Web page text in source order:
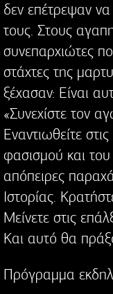
δεν επέτρεψαν
τους. Στους
συνεπαρχιώτες
στάχτες της
ξέχασαν: Είναι
«Συνεχίστε τον
Εναντιωθείτε
φασισμού και του
απόπειρες
Ιστορίας.
Μείνετε στις
Και αυτό θα
Πρόγραμμα